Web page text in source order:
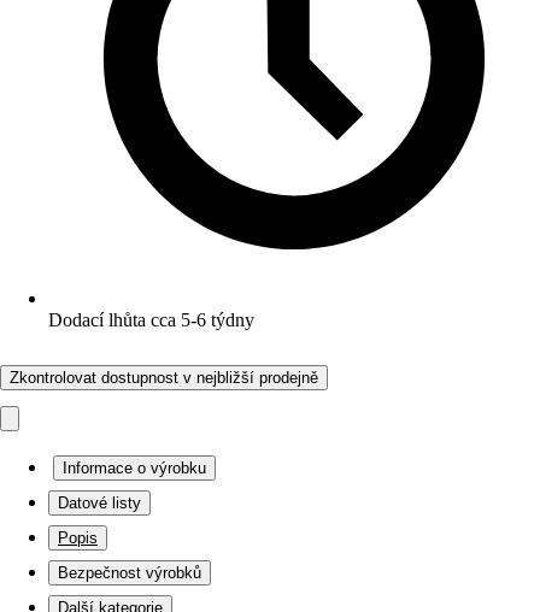
Dodací lhůta cca 5-6 týdny
Zkontrolovat dostupnost v nejbližší prodejně
Informace o výrobku
Datové listy
Popis
Bezpečnost výrobků
Další kategorie